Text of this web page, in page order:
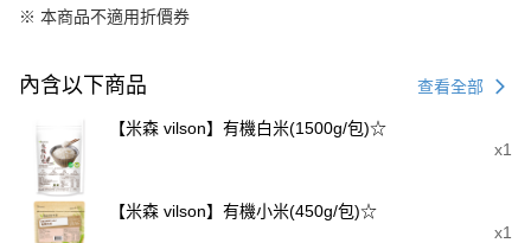
※ 本商品不適用折價券
內含以下商品 查看全部
【米森 vilson】有機白米(1500g/包)☆
x1
【米森 vilson】有機小米(450g/包)☆
x1